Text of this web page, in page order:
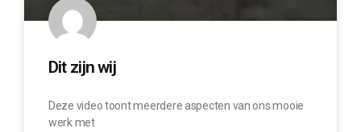
Dit zijn wij
Deze video toont meerdere aspecten van ons mooie
werk met